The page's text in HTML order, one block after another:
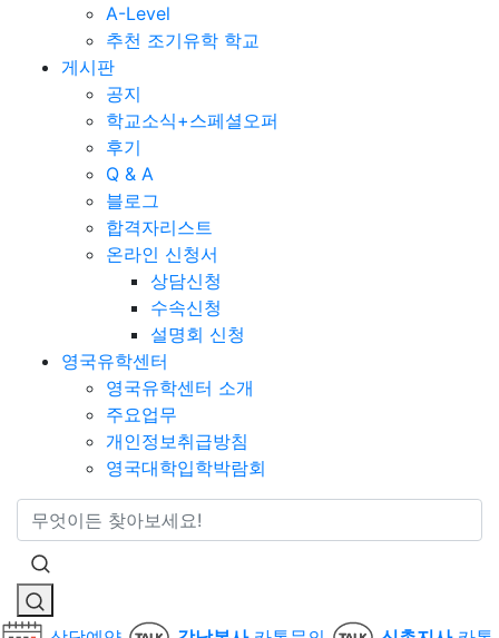
A-Level
추천 조기유학 학교
게시판
공지
학교소식+스페셜오퍼
후기
Q & A
블로그
합격자리스트
온라인 신청서
상담신청
수속신청
설명회 신청
영국유학센터
영국유학센터 소개
주요업무
개인정보취급방침
영국대학입학박람회
통합검색